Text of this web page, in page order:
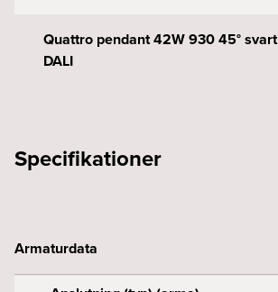
Quattro pendant 42W 930 45° svart
DALI
Specifikationer
Armaturdata